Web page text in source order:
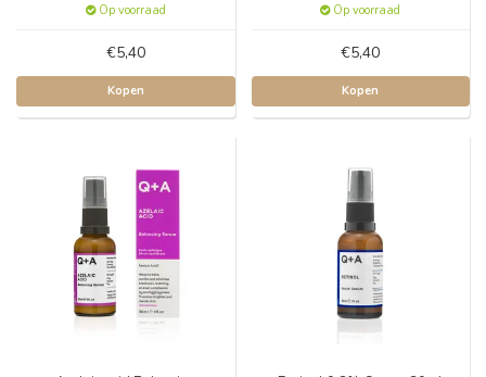
Op voorraad
€5,40
Kopen
Op voorraad
€5,40
Kopen